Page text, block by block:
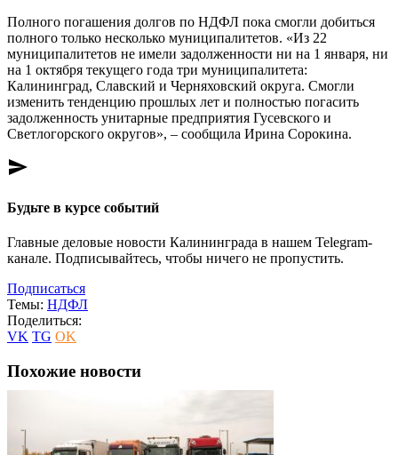
Полного погашения долгов по НДФЛ пока смогли добиться
полного только несколько муниципалитетов. «Из 22
муниципалитетов не имели задолженности ни на 1 января, ни
на 1 октября текущего года три муниципалитета:
Калининград, Славский и Черняховский округа. Смогли
изменить тенденцию прошлых лет и полностью погасить
задолженность унитарные предприятия Гусевского и
Светлогорского округов», – сообщила Ирина Сорокина.
send
Будьте в курсе событий
Главные деловые новости Калининграда в нашем Telegram-
канале. Подписывайтесь, чтобы ничего не пропустить.
Подписаться
Темы: НДФЛ
Поделиться:
VK TG OK
Похожие новости